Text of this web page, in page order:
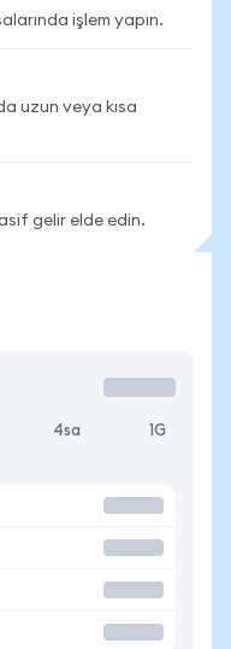
işlem yapın.
uzun veya kısa
gelir elde edin.
4sa 1G